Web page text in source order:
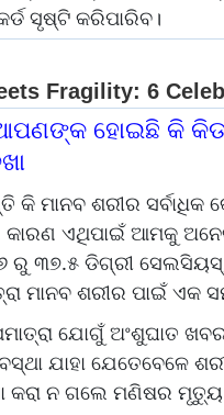
ସୃଷ୍ଟି କରିପାରିବ।
ହୋଇଛି କି
ମାନବ ଶରୀର ସର୍ବାଧିକ
ଏଥିପାଇଁ ଆମକୁ
୩୬ ରୁ ୩୭.୫ ଡିଗ୍ରୀ
ମାନବ ଶରୀର ପାଇଁ ଏକ
ଯୋଗୁଁ ଅଂଶୁଘାତ
ଯାହା ଯେତେବେଳେ
କରା ନ ଗଲେ ମଣିଷର